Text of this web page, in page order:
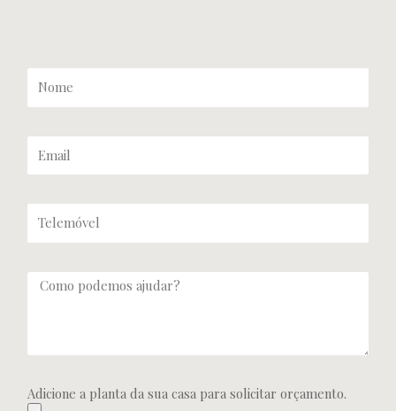
Adicione a planta da sua casa para solicitar orçamento.